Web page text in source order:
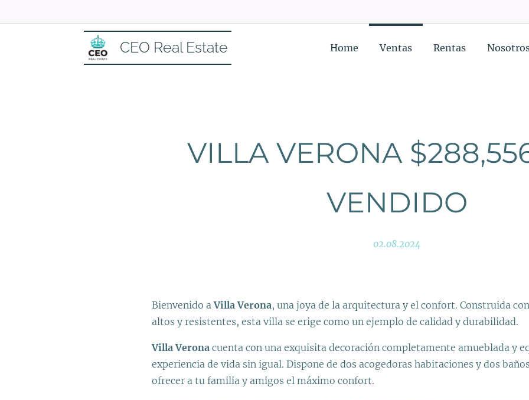
CEO Real Estate Home Ventas Rentas
VILLA VERONA
VENDIDO
02.08.2024
Bienvenido aVilla Verona, una joya de la arquitectura y el confort. Construida
altos y resistentes, esta villa se erige como un ejemplo de calidad y durabilidad.
Villa Verona cuenta con una exquisita decoración completamente amueblada y
experiencia de vida sin igual. Dispone de dos acogedoras habitaciones y dos
ofrecer a tu familia y amigos el máximo confort.